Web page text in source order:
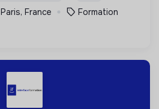
Paris, France Formation